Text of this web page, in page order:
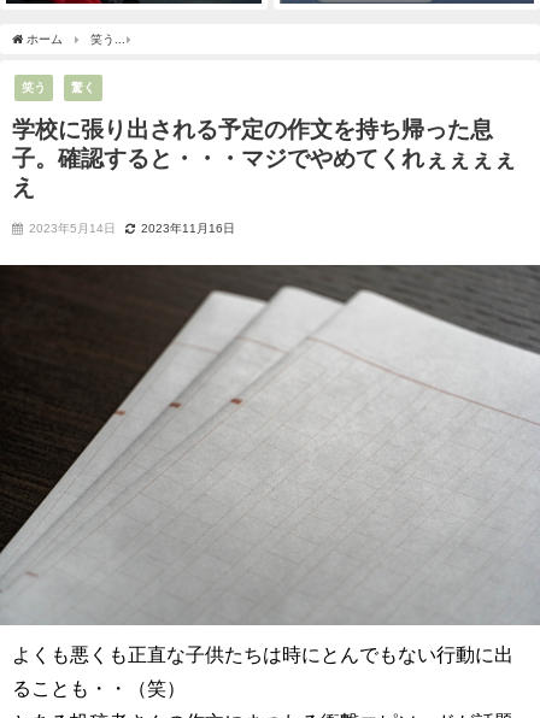
ホーム 笑う
笑う 驚く
学校に張り出される予定の作文を持ち帰った息
子。確認すると・・・マジでやめてくれぇぇぇぇ
え
2023年5月14日 2023年11月16日
よくも悪くも正直な子供たちは時にとんでもない行動に出
ることも・・（笑）